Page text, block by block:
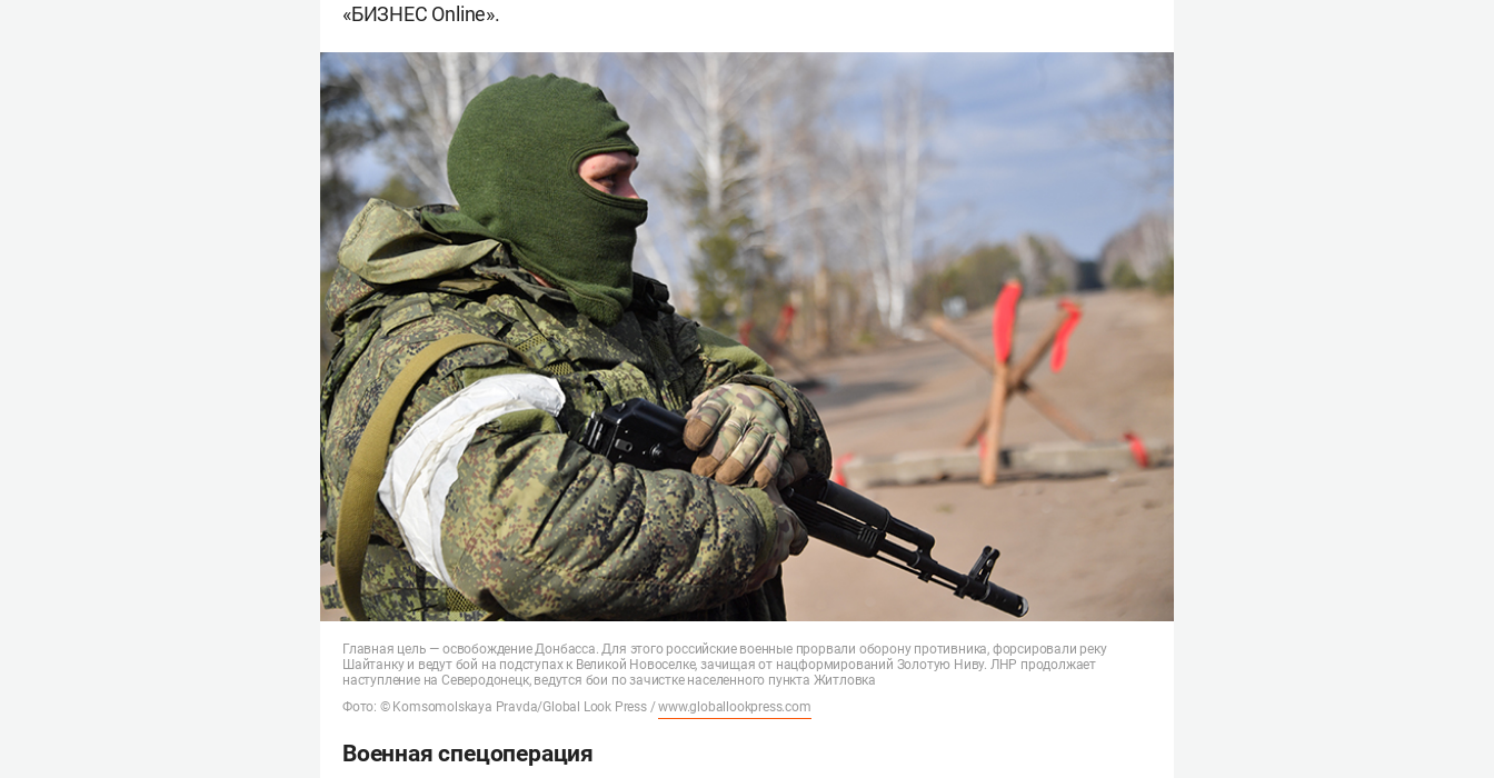
«БИЗНЕС Online».
Главная цель — освобождение Донбасса. Для этого российские военные прорвали оборону противника, форсировали реку
Шайтанку и ведут бой на подступах к Великой Новоселке, зачищая от нацформирований Золотую Ниву. ЛНР продолжает
наступление на Северодонецк, ведутся бои по зачистке населенного пункта Житловка
Фото: © Komsomolskaya Pravda/Global Look Press /www.globallookpress.com
Военная спецоперация